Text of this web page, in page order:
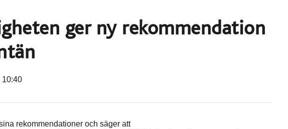
ger ny rekommendation
10:40
rekommendationer och säger att